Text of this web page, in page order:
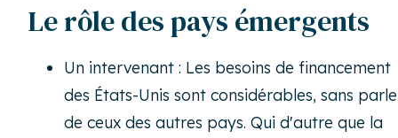
Le rôle des pays émergents
Un intervenant : Les besoins de financement
des États-Unis sont considérables, sans
de ceux des autres pays. Qui d'autre que la